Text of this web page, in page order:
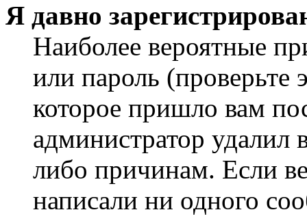
Я давно
Наиболее вероятные
или пароль (проверьте
которое пришло вам
администратор
либо причинам. Если
написали ни одного